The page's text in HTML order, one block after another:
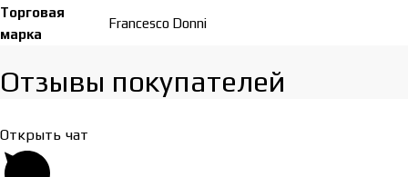
Торговая
марка
Francesco Donni
Отзывы покупателей​
Открыть чат